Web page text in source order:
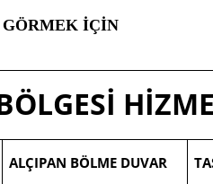
İÇİN
ALÇIPAN BÖLME DUVAR